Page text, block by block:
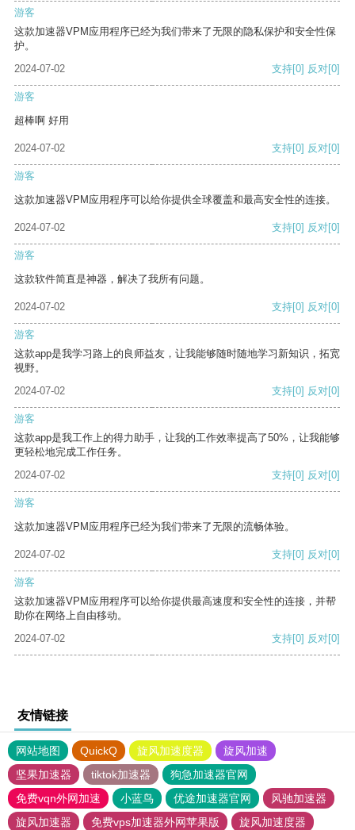
游客
这款加速器VPM应用程序已经为我们带来了无限的隐私保护和安全性保
护。
2024-07-02
支持[0] 反对[0]
游客
超棒啊 好用
2024-07-02 支持[0] 反对[0]
游客
这款加速器VPM应用程序可以给你提供全球覆盖和最高安全性的连接。
2024-07-02 支持[0] 反对[0]
游客
这款软件简直是神器，解决了我所有问题。
2024-07-02 支持[0] 反对[0]
游客
这款app是我学习路上的良师益友，让我能够随时随地学习新知识，拓宽
视野。
2024-07-02
支持[0] 反对[0]
游客
这款app是我工作上的得力助手，让我的工作效率提高了50%，让我能够
更轻松地完成工作任务。
2024-07-02
支持[0] 反对[0]
游客
这款加速器VPM应用程序已经为我们带来了无限的流畅体验。
2024-07-02 支持[0] 反对[0]
游客
这款加速器VPM应用程序可以给你提供最高速度和安全性的连接，并帮
助你在网络上自由移动。
2024-07-02
支持[0] 反对[0]
友情链接
网站地图 QuickQ 旋风加速度器
旋风加速
坚果加速器
tiktok加速器
狗急加速器官网
免费vqn外网加速
小蓝鸟 优途加速器官网
风驰加速器
旋风加速器
免费vps加速器外网苹果版
旋风加速度器